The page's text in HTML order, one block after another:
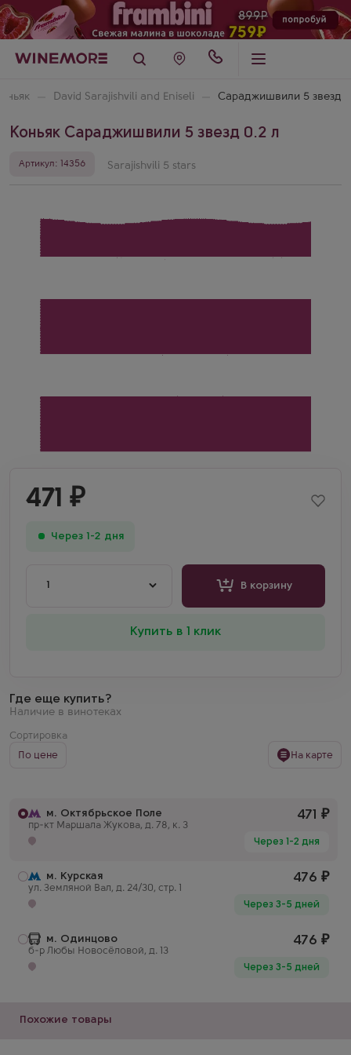
David Sarajishvili and Eniseli Сараджишвили 5 звезд
Коньяк Сараджишвили 5 звезд 0.2 л
Артикул: 14356 Sarajishvili 5 stars
471 ₽
Через 1-2 дня
1 В корзину
Купить в 1 клик
Где еще купить?
Наличие в винотеках
Сортировка
По цене
На карте
м. Октябрьское Поле
пр-кт Маршала Жукова, д. 78, к. 3
471 ₽
Через 1-2 дня
м. Курская
ул. Земляной Вал, д. 24/30, стр. 1
476 ₽
Через 3-5 дней
м. Одинцово
б-р Любы Новосёловой, д. 13
476 ₽
Через 3-5 дней
Похожие товары